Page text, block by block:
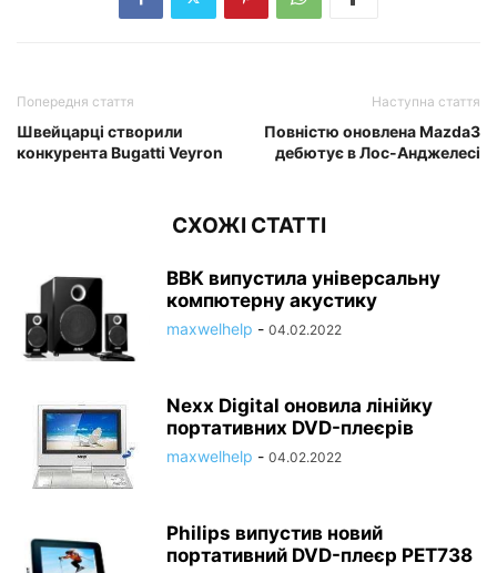
Попередня стаття
Швейцарці створили
конкурента Bugatti Veyron
Наступна стаття
Повністю оновлена Mazda3
дебютує в Лос-Анджелесі
СХОЖІ СТАТТІ
BBK випустила універсальну
компютерну акустику
maxwelhelp - 04.02.2022
Nexx Digital оновила лінійку
портативних DVD-плеєрів
maxwelhelp - 04.02.2022
Philips випустив новий
портативний DVD-плеєр PET738